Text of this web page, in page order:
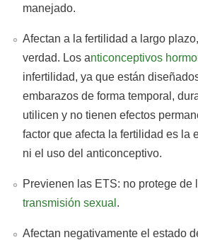
manejado.
Afectan a la fertilidad a largo
verdad. Los anticonceptivos
infertilidad, ya que están
embarazos de forma temporal,
utilicen y no tienen efectos
factor que afecta la fertilidad es la
ni el uso del anticonceptivo.
Previenen las ETS: no protege de
transmisión sexual .
Afectan negativamente el estado